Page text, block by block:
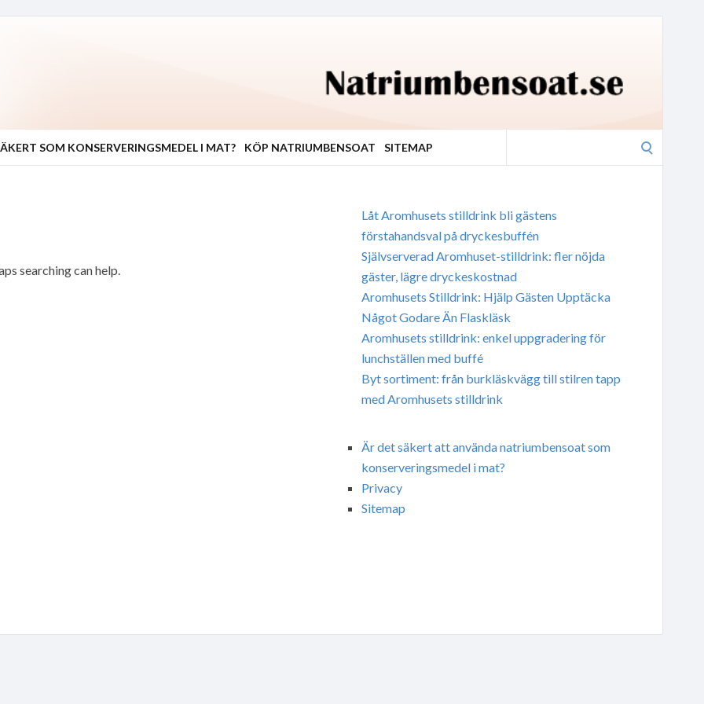
SOM KONSERVERINGSMEDEL I MAT? KÖP NATRIUMBENSOAT SITEMAP
searching can help.
Låt Aromhusets stilldrink bli gästens
förstahandsval på dryckesbuffén
Självserverad Aromhuset-stilldrink: fler nöjda
gäster, lägre dryckeskostnad
Aromhusets Stilldrink: Hjälp Gästen Upptäcka
Något Godare Än Flaskläsk
Aromhusets stilldrink: enkel uppgradering för
lunchställen med buffé
Byt sortiment: från burkläskvägg till stilren tapp
med Aromhusets stilldrink
Är det säkert att använda natriumbensoat som
konserveringsmedel i mat?
Privacy
Sitemap